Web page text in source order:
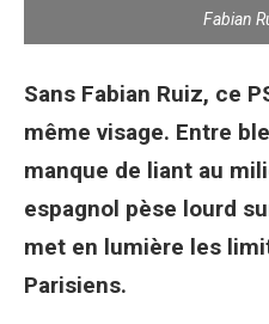
Fabian
Sans Fabian Ruiz, ce
même visage. Entre
manque de liant au
espagnol pèse lourd
met en lumière les
Parisiens.